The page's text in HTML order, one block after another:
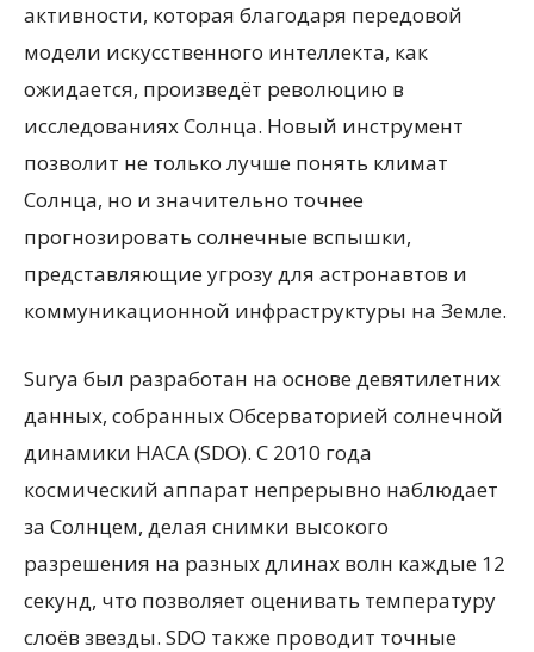
активности, которая благодаря передовой
модели искусственного интеллекта, как
ожидается, произведёт революцию в
исследованиях Солнца. Новый инструмент
позволит не только лучше понять климат
Солнца, но и значительно точнее
прогнозировать солнечные вспышки,
представляющие угрозу для астронавтов и
коммуникационной инфраструктуры на Земле.
Surya был разработан на основе девятилетних
данных, собранных Обсерваторией солнечной
динамики НАСА (SDO). С 2010 года
космический аппарат непрерывно наблюдает
за Солнцем, делая снимки высокого
разрешения на разных длинах волн каждые 12
секунд, что позволяет оценивать температуру
слоёв звезды. SDO также проводит точные